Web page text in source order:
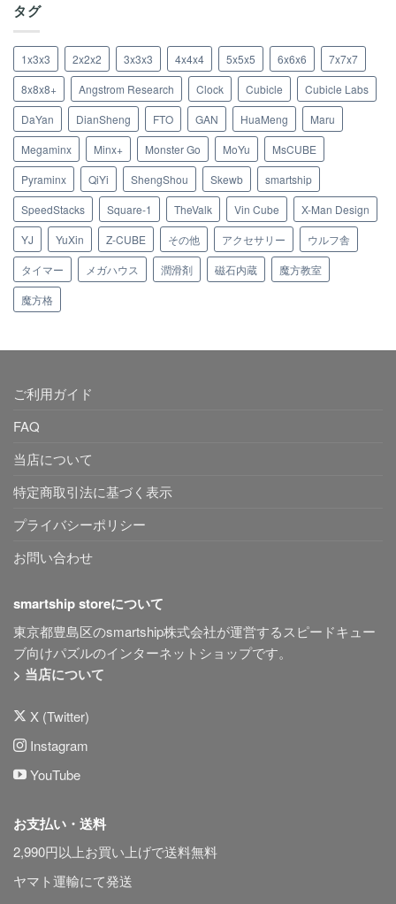
タグ
1x3x3 2x2x2 3x3x3 4x4x4 5x5x5 6x6x6
7x7x7
8x8x8+
Angstrom Research Clock Cubicle
Cubicle Labs
DaYan
DianSheng FTO GAN HuaMeng
Maru
Megaminx
Minx+ Monster Go MoYu
MsCUBE
Pyraminx
QiYi ShengShou Skewb
smartship
SpeedStacks
Square-1 TheValk Vin Cube
X-Man Design
YJ
YuXin Z-CUBE その他 アクセサリー
ウルフ舎
タイマー
メガハウス 潤滑剤 磁石内蔵
魔方教室
魔方格
ご利用ガイド
FAQ
当店について
特定商取引法に基づく表示
プライバシーポリシー
お問い合わせ
smartship storeについて
東京都豊島区のsmartship株式会社が運営するスピードキュー
ブ向けパズルのインターネットショップです。
> 当店について
X (Twitter)
Instagram
YouTube
お支払い・送料
2,990円以上お買い上げで送料無料
ヤマト運輸にて発送